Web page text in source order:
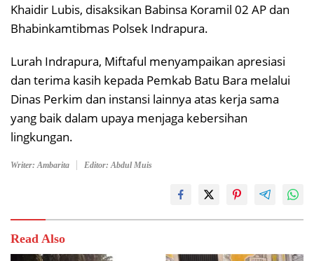
Khaidir Lubis, disaksikan Babinsa Koramil 02 AP dan
Bhabinkamtibmas Polsek Indrapura.
Lurah Indrapura, Miftaful menyampaikan apresiasi
dan terima kasih kepada Pemkab Batu Bara melalui
Dinas Perkim dan instansi lainnya atas kerja sama
yang baik dalam upaya menjaga kebersihan
lingkungan.
Writer: Ambarita Editor: Abdul Muis
Read Also